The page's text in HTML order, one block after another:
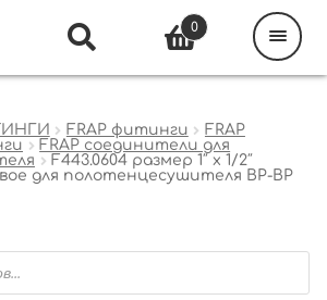
FRAP фитинги
FRAP
FRAP соединители для
F443.0604 размер 1″ x 1/2″
для полотенцесушителя ВР-ВР
0